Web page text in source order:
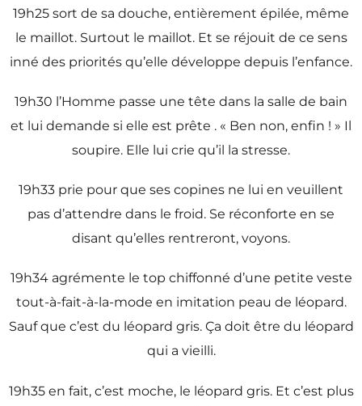
19h25 sort de sa douche, entièrement épilée, même
le maillot. Surtout le maillot. Et se réjouit de ce sens
inné des priorités qu’elle développe depuis l’enfance.
19h30 l’Homme passe une tête dans la salle de bain
et lui demande si elle est prête . « Ben non, enfin ! » Il
soupire. Elle lui crie qu’il la stresse.
19h33 prie pour que ses copines ne lui en veuillent
pas d’attendre dans le froid. Se réconforte en se
disant qu’elles rentreront, voyons.
19h34 agrémente le top chiffonné d’une petite veste
tout-à-fait-à-la-mode en imitation peau de léopard.
Sauf que c’est du léopard gris. Ça doit être du léopard
qui a vieilli.
19h35 en fait, c’est moche, le léopard gris. Et c’est plus